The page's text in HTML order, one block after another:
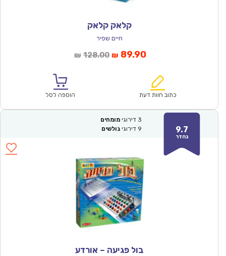
קלאק קלאק
חיים שפיר
₪ 128.00המחיר
₪128.00.
₪ 89.90המחיר
הוא:
כתוב חוות דעת הוספה לסל
9.7
נהדר
3 דירוגי מומחים
9 דירוגי גולשים
בול פגיעה – אורדע